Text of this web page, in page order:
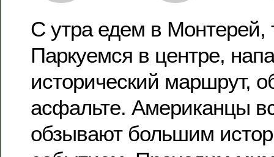
С утра едем в Монтерей,
Паркуемся в центре,
исторический маршрут,
асфальте. Американцы
обзывают большим